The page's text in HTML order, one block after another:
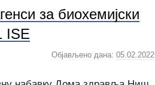
за биохемијски
ISE
Објављено дана:05.02.2022